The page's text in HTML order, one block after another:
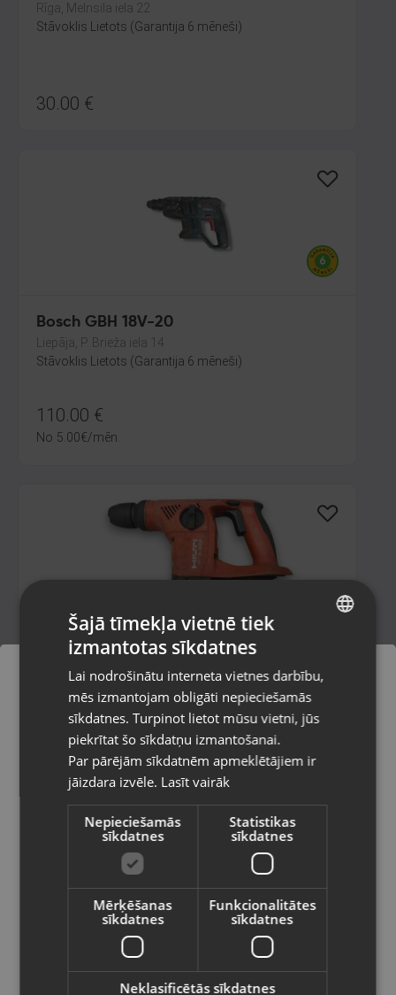
Rīga, Melnsila iela 22
Stāvoklis Lietots (Garantija 6 mēneši)
30.00 €
Bosch GBH 18V-20
Liepāja, P. Brieža iela 14
Stāvoklis Lietots (Garantija 6 mēneši)
110.00 €
No 5.00€/mēn.
Hilti TE4-A22
Rīga, Gobas iela 15a
Stāvoklis Ilgstoši lietots (Garantija 14 dienas)
90.00€
/mēn.
Akumulatora skrūvmašīna DeWalt
Pasūtījumi tiks piegādāti uz
izvēlēto valsti
Vietnes saturs būs attēlots izvēlētajā
valodā
Valsts
Latviešu / Latvian
RUSSIAN
Šajā tīmekļa vietnē tiek
izmantotas sīkdatnes
Lai nodrošinātu interneta vietnes darbību,
mēs izmantojam obligāti nepieciešamās
sīkdatnes. Turpinot lietot mūsu vietni, jūs
piekrītat šo sīkdatņu izmantošanai.
Par pārējām sīkdatnēm apmeklētājiem ir
jāizdara izvēle. Lasīt vairāk
Nepieciešamās
sīkdatnes
Statistikas
sīkdatnes
Mērķēšanas
sīkdatnes
Funkcionalitātes
sīkdatnes
Neklasificētās sīkdatnes